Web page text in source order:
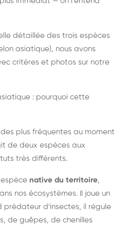
détaillée des trois espèces
asiatique), nous avons
critères et photos sur notre
: pourquoi cette
plus fréquentes au moment
de deux espèces aux
très différents.
native du territoire,
nos écosystèmes. Il joue un
prédateur d'insectes, il régule
de guêpes, de chenilles